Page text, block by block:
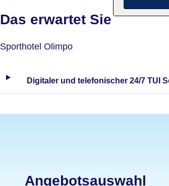
Das erwartet Sie
Sporthotel Olimpo
Digitaler und telefonischer 24/7 TUI
Angebotsauswahl